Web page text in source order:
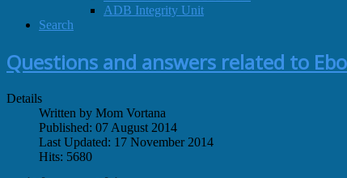
ADB Integrity Unit
Search
Questions and answers related to
Details
Written by Mom Vortana
Published: 07 August 2014
Last Updated: 17 November 2014
Hits: 5680